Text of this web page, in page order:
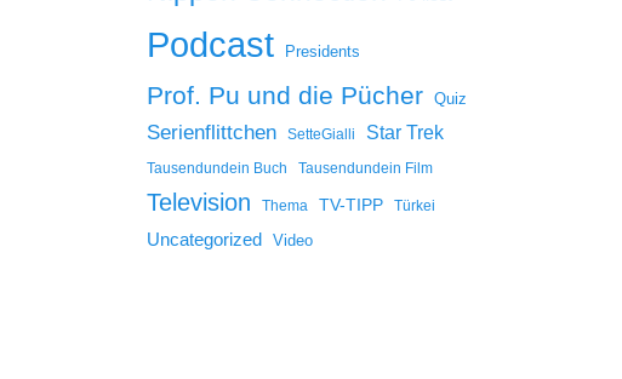
Podcast Presidents
Prof. Pu und die Pücher Quiz
Serienflittchen SetteGialli Star Trek
Tausendundein Buch Tausendundein Film
Television Thema TV-TIPP Türkei
Uncategorized Video